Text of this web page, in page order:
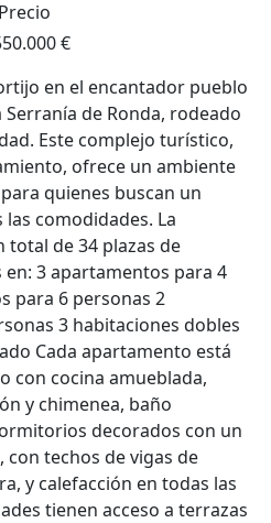
Precio
€
en el encantador pueblo
de Ronda, rodeado
Este complejo turístico,
ofrece un ambiente
quienes buscan un
comodidades. La
de 34 plazas de
3 apartamentos para 4
para 6 personas 2
3 habitaciones dobles
Cada apartamento está
con cocina amueblada,
y chimenea, baño
decorados con un
techos de vigas de
y calefacción en todas las
tienen acceso a terrazas